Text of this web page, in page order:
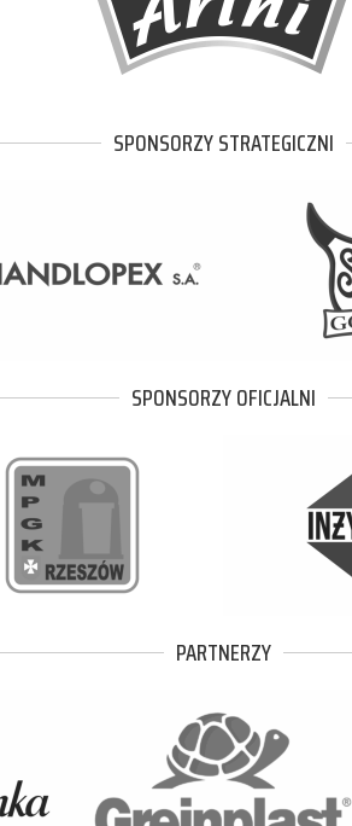
SPONSORZY STRATEGICZNI
SPONSORZY OFICJALNI
PARTNERZY